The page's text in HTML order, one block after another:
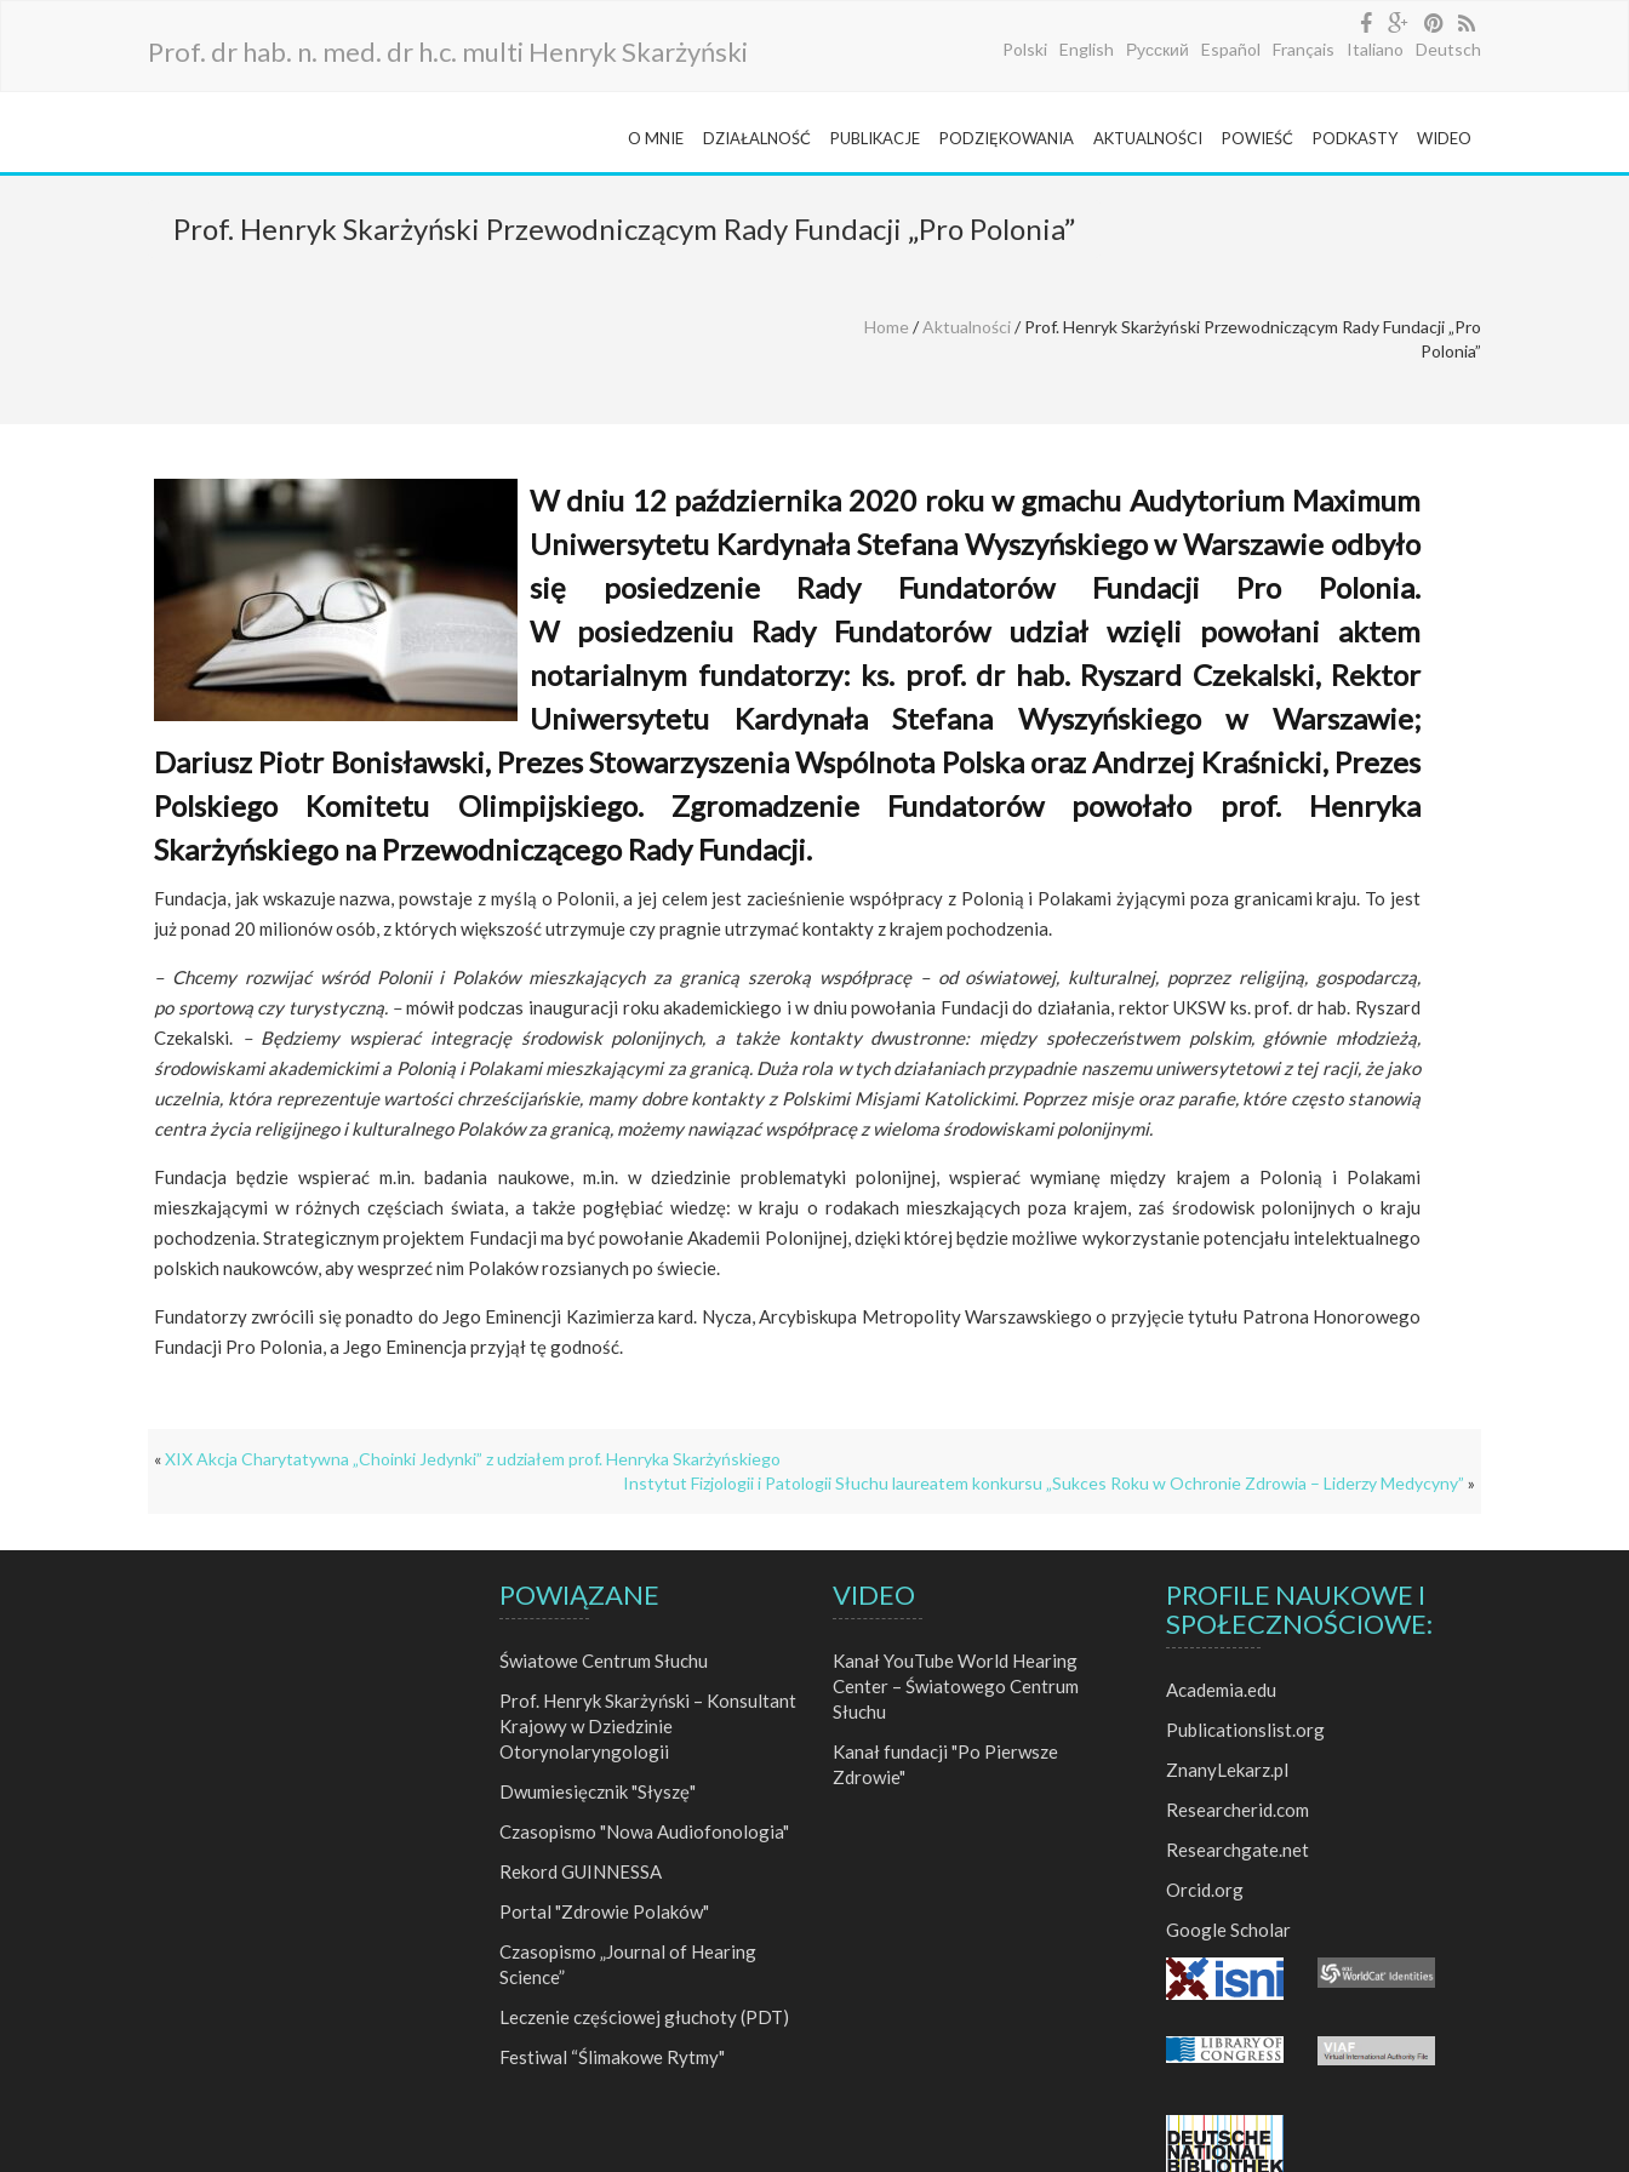
Prof. dr hab. n. med. dr h.c. multi Henryk Skarżyński Polski English Русский Español Français Italiano Deutsch
O MNIE DZIAŁALNOŚĆ PUBLIKACJE PODZIĘKOWANIA AKTUALNOŚCI POWIEŚĆ PODKASTY WIDEO
Prof. Henryk Skarżyński Przewodniczącym Rady Fundacji „Pro Polonia”
Home /Aktualności/ Prof. Henryk Skarżyński Przewodniczącym Rady Fundacji „Pro
Polonia”
W dniu 12 października 2020 roku w gmachu Audytorium Maximum
Uniwersytetu Kardynała Stefana Wyszyńskiego w Warszawie odbyło
się posiedzenie Rady Fundatorów Fundacji Pro Polonia.
W posiedzeniu Rady Fundatorów udział wzięli powołani aktem
notarialnym fundatorzy: ks. prof. dr hab. Ryszard Czekalski, Rektor
Uniwersytetu Kardynała Stefana Wyszyńskiego w Warszawie;
Dariusz Piotr Bonisławski, Prezes Stowarzyszenia Wspólnota Polska oraz Andrzej Kraśnicki, Prezes
Polskiego Komitetu Olimpijskiego. Zgromadzenie Fundatorów powołało prof. Henryka
Skarżyńskiego na Przewodniczącego Rady Fundacji.
Fundacja, jak wskazuje nazwa, powstaje z myślą o Polonii, a jej celem jest zacieśnienie współpracy z Polonią i Polakami żyjącymi poza granicami kraju. To jest
już ponad 20 milionów osób, z których większość utrzymuje czy pragnie utrzymać kontakty z krajem pochodzenia.
– Chcemy rozwijać wśród Polonii i Polaków mieszkających za granicą szeroką współpracę – od oświatowej, kulturalnej, poprzez religijną, gospodarczą,
po sportową czy turystyczną. –mówił podczas inauguracji roku akademickiego i w dniu powołania Fundacji do działania, rektor UKSW ks. prof. dr hab. Ryszard
Czekalski. – Będziemy wspierać integrację środowisk polonijnych, a także kontakty dwustronne: między społeczeństwem polskim, głównie młodzieżą,
środowiskami akademickimi a Polonią i Polakami mieszkającymi za granicą. Duża rola w tych działaniach przypadnie naszemu uniwersytetowi z tej racji, że jako
uczelnia, która reprezentuje wartości chrześcijańskie, mamy dobre kontakty z Polskimi Misjami Katolickimi. Poprzez misje oraz parafie, które często stanowią
centra życia religijnego i kulturalnego Polaków za granicą, możemy nawiązać współpracę z wieloma środowiskami polonijnymi.
Fundacja będzie wspierać m.in. badania naukowe, m.in. w dziedzinie problematyki polonijnej, wspierać wymianę między krajem a Polonią i Polakami
mieszkającymi w różnych częściach świata, a także pogłębiać wiedzę: w kraju o rodakach mieszkających poza krajem, zaś środowisk polonijnych o kraju
pochodzenia. Strategicznym projektem Fundacji ma być powołanie Akademii Polonijnej, dzięki której będzie możliwe wykorzystanie potencjału intelektualnego
polskich naukowców, aby wesprzeć nim Polaków rozsianych po świecie.
Fundatorzy zwrócili się ponadto do Jego Eminencji Kazimierza kard. Nycza, Arcybiskupa Metropolity Warszawskiego o przyjęcie tytułu Patrona Honorowego
Fundacji Pro Polonia, a Jego Eminencja przyjął tę godność.
«XIX Akcja Charytatywna „Choinki Jedynki” z udziałem prof. Henryka Skarżyńskiego
Instytut Fizjologii i Patologii Słuchu laureatem konkursu „Sukces Roku w Ochronie Zdrowia – Liderzy Medycyny” »
POWIĄZANE
Światowe Centrum Słuchu
Prof. Henryk Skarżyński – Konsultant
Krajowy w Dziedzinie
Otorynolaryngologii
Dwumiesięcznik "Słyszę"
Czasopismo "Nowa Audiofonologia"
Rekord GUINNESSA
Portal "Zdrowie Polaków"
Czasopismo „Journal of Hearing
Science”
Leczenie częściowej głuchoty (PDT)
Festiwal “Ślimakowe Rytmy"
VIDEO
Kanał YouTube World Hearing
Center – Światowego Centrum
Słuchu
Kanał fundacji "Po Pierwsze
Zdrowie"
PROFILE NAUKOWE I
SPOŁECZNOŚCIOWE:
Academia.edu
Publicationslist.org
ZnanyLekarz.pl
Researcherid.com
Researchgate.net
Orcid.org
Google Scholar